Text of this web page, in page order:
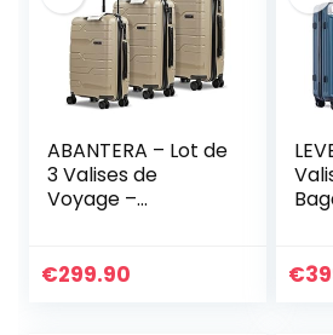
ABANTERA – Lot de
3 Valises de
Voyage –
Valise Moyenne de
€299.90 €